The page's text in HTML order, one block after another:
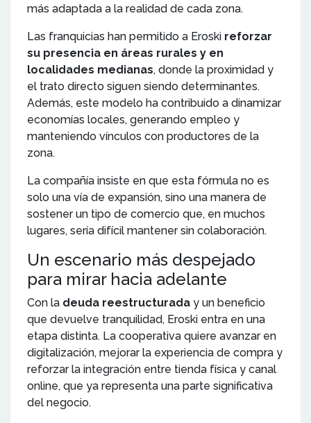
más adaptada a la realidad de cada zona.
Las franquicias han permitido a Eroski reforzar
su presencia en áreas rurales y en
localidades medianas, donde la proximidad y
el trato directo siguen siendo determinantes.
Además, este modelo ha contribuido a dinamizar
economías locales, generando empleo y
manteniendo vínculos con productores de la
zona.
La compañía insiste en que esta fórmula no es
solo una vía de expansión, sino una manera de
sostener un tipo de comercio que, en muchos
lugares, sería difícil mantener sin colaboración.
Un escenario más despejado
para mirar hacia adelante
Con la deuda reestructurada y un beneficio
que devuelve tranquilidad, Eroski entra en una
etapa distinta. La cooperativa quiere avanzar en
digitalización, mejorar la experiencia de compra y
reforzar la integración entre tienda física y canal
online, que ya representa una parte significativa
del negocio.